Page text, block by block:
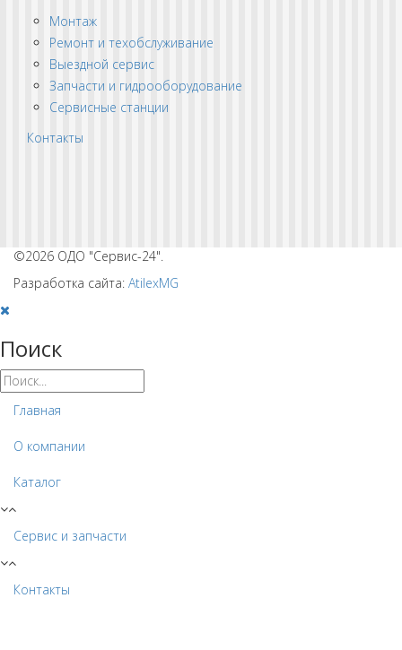
Монтаж
Ремонт и техобслуживание
Выездной сервис
Запчасти и гидрооборудование
Сервисные станции
Контакты
©2026 ОДО "Сервис-24".
Разработка сайта: AtilexMG
Поиск
Главная
О компании
Каталог
Сервис и запчасти
Контакты